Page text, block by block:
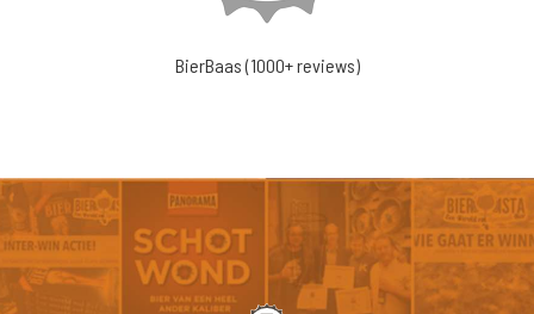
BierBaas (1000+ reviews)